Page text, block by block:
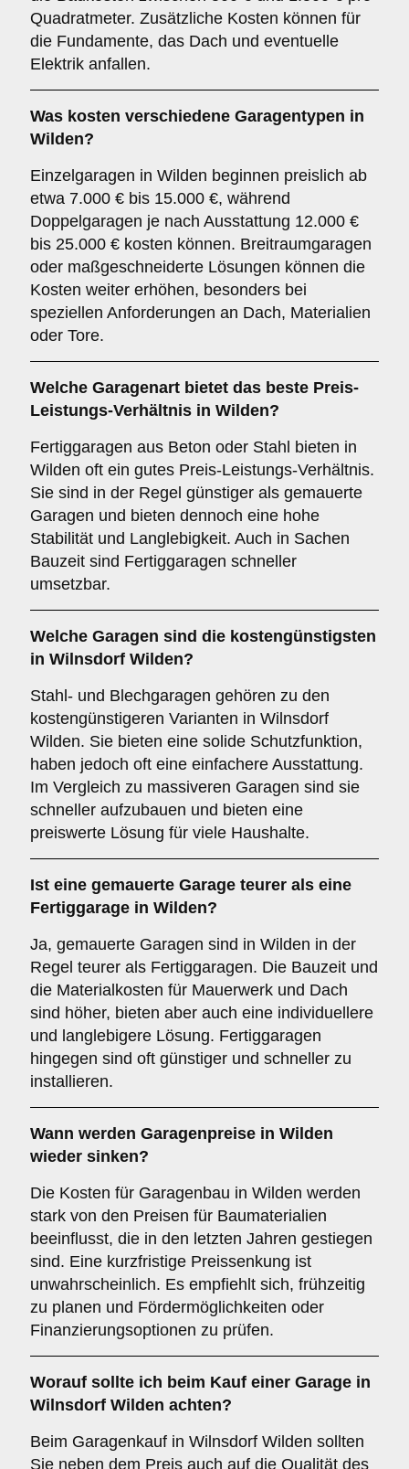
Quadratmeter. Zusätzliche Kosten können für
die Fundamente, das Dach und eventuelle
Elektrik anfallen.
Was kosten verschiedene Garagentypen in
Wilden?
Einzelgaragen in Wilden beginnen preislich ab
etwa 7.000 € bis 15.000 €, während
Doppelgaragen je nach Ausstattung 12.000 €
bis 25.000 € kosten können. Breitraumgaragen
oder maßgeschneiderte Lösungen können die
Kosten weiter erhöhen, besonders bei
speziellen Anforderungen an Dach, Materialien
oder Tore.
Welche Garagenart bietet das beste Preis-
Leistungs-Verhältnis in Wilden?
Fertiggaragen aus Beton oder Stahl bieten in
Wilden oft ein gutes Preis-Leistungs-Verhältnis.
Sie sind in der Regel günstiger als gemauerte
Garagen und bieten dennoch eine hohe
Stabilität und Langlebigkeit. Auch in Sachen
Bauzeit sind Fertiggaragen schneller
umsetzbar.
Welche Garagen sind die kostengünstigsten
in Wilnsdorf Wilden?
Stahl- und Blechgaragen gehören zu den
kostengünstigeren Varianten in Wilnsdorf
Wilden. Sie bieten eine solide Schutzfunktion,
haben jedoch oft eine einfachere Ausstattung.
Im Vergleich zu massiveren Garagen sind sie
schneller aufzubauen und bieten eine
preiswerte Lösung für viele Haushalte.
Ist eine gemauerte Garage teurer als eine
Fertiggarage in Wilden?
Ja, gemauerte Garagen sind in Wilden in der
Regel teurer als Fertiggaragen. Die Bauzeit und
die Materialkosten für Mauerwerk und Dach
sind höher, bieten aber auch eine individuellere
und langlebigere Lösung. Fertiggaragen
hingegen sind oft günstiger und schneller zu
installieren.
Wann werden Garagenpreise in Wilden
wieder sinken?
Die Kosten für Garagenbau in Wilden werden
stark von den Preisen für Baumaterialien
beeinflusst, die in den letzten Jahren gestiegen
sind. Eine kurzfristige Preissenkung ist
unwahrscheinlich. Es empfiehlt sich, frühzeitig
zu planen und Fördermöglichkeiten oder
Finanzierungsoptionen zu prüfen.
Worauf sollte ich beim Kauf einer Garage in
Wilnsdorf Wilden achten?
Beim Garagenkauf in Wilnsdorf Wilden sollten
Sie neben dem Preis auch auf die Qualität des